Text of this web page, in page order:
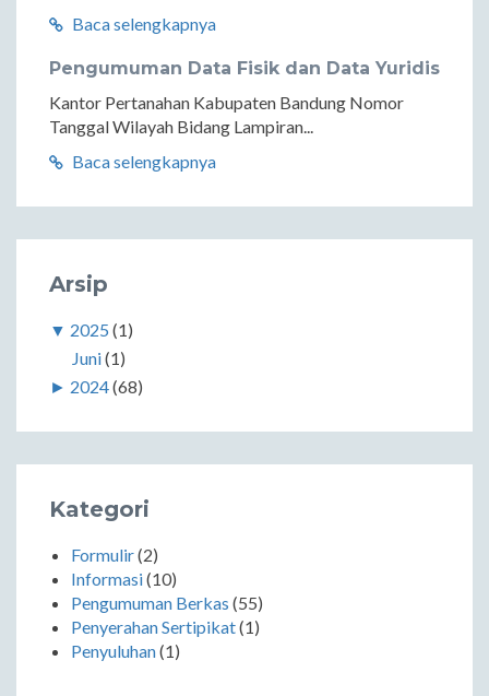
Baca selengkapnya
Pengumuman Data Fisik dan Data Yuridis
Kantor Pertanahan Kabupaten Bandung Nomor
Tanggal Wilayah Bidang Lampiran...
Baca selengkapnya
Arsip
▼ 2025 (1)
Juni(1)
► 2024(68)
Kategori
Formulir(2)
Informasi(10)
Pengumuman Berkas (55)
Penyerahan Sertipikat(1)
Penyuluhan(1)